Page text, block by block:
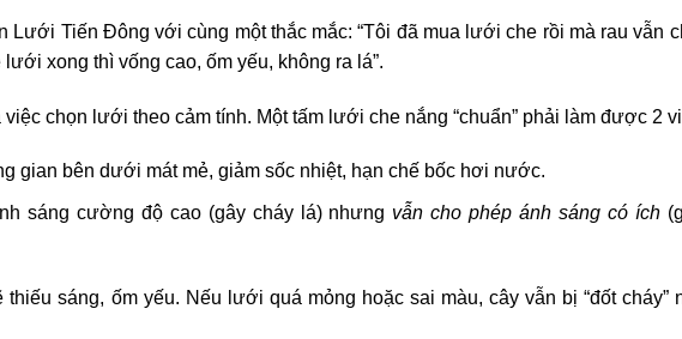
Lưới Tiến Đông với cùng một thắc mắc: “Tôi đã mua lưới che rồi mà rau vẫn
lưới xong thì vống cao, ốm yếu, không ra lá”.
chọn lưới theo cảm tính. Một tấm lưới che nắng “chuẩn” phải làm được 2
gian bên dưới mát mẻ, giảm sốc nhiệt, hạn chế bốc hơi nước.
sáng cường độ cao (gây cháy lá) nhưng vẫn cho phép ánh sáng có ích
sáng, ốm yếu. Nếu lưới quá mỏng hoặc sai màu, cây vẫn bị “đốt cháy”